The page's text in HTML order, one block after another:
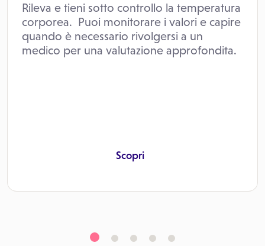
Rileva e tieni sotto controllo la temperatura
corporea. Puoi monitorare i valori e capire
quando è necessario rivolgersi a un
medico per una valutazione approfondita.
Scopri